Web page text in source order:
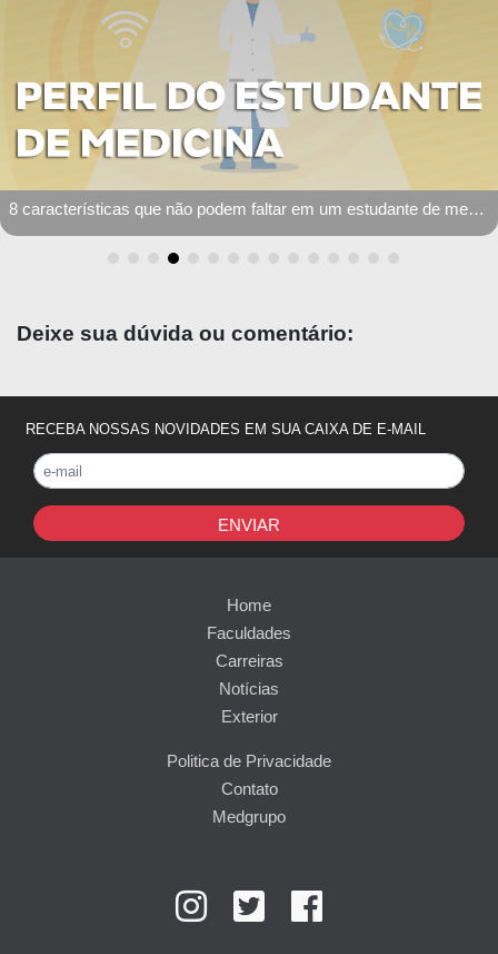
8 características que não podem faltar em um estudante de medicina
Deixe sua dúvida ou comentário:
RECEBA NOSSAS NOVIDADES EM SUA CAIXA DE E-MAIL
ENVIAR
Home
Faculdades
Carreiras
Notícias
Exterior
Politica de Privacidade
Contato
Medgrupo